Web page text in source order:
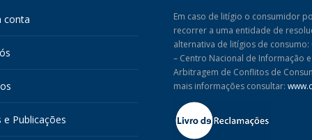
may
be
chosen
on
the
product
page
conta
e Publicações
Em caso de litígio o consumidor
recorrer a uma entidade de
alternativa de litígios de consumo:
– Centro Nacional de Informação e
Arbitragem de Conflitos de
mais informações consultar: